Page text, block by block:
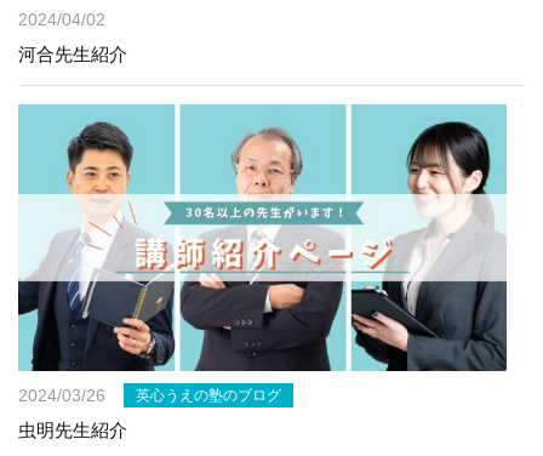
2024/04/02
河合先生紹介
2024/03/26 英心うえの塾のブログ
虫明先生紹介